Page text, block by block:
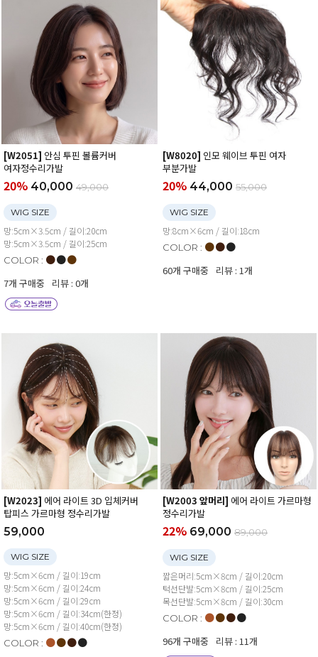
[W2051] 안심 투핀 볼륨커버
여자정수리가발
20% 40,000 49,000
WIG SIZE
망:5cm×3.5cm / 길이:20cm
망:5cm×3.5cm / 길이:25cm
COLOR : ● ● ●
7개 구매중 리뷰 : 0개
[W8020] 인모 웨이브 투핀 여자
부분가발
20% 44,000 55,000
WIG SIZE
망:8cm×6cm / 길이:18cm
COLOR : ● ● ●
60개 구매중 리뷰 : 1개
[W2023] 에어 라이트 3D 입체커버
탑피스 가르마형 정수리가발
59,000
WIG SIZE
망:5cm×6cm / 길이:19cm
망:5cm×6cm / 길이:24cm
망:5cm×6cm / 길이:29cm
망:5cm×6cm / 길이:34cm(한정)
망:5cm×6cm / 길이:40cm(한정)
COLOR : ● ● ● ●
[W2003 앞머리] 에어 라이트 가르마형
정수리가발
22% 69,000 89,000
WIG SIZE
짧은머리:5cm×8cm / 길이:20cm
턱선단발:5cm×8cm / 길이:25cm
목선단발:5cm×8cm / 길이:30cm
COLOR : ● ● ● ●
96개 구매중 리뷰 : 11개